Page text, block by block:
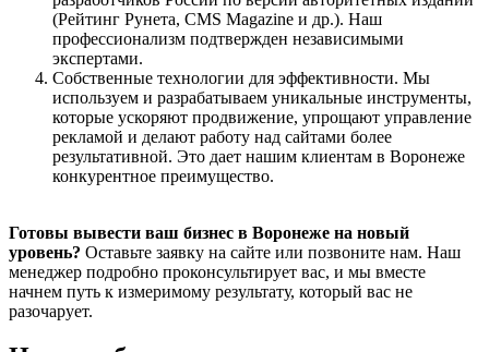
(Рейтинг Рунета, CMS Magazine и др.). Наш
профессионализм подтвержден независимыми
экспертами.
Собственные технологии для эффективности. Мы
используем и разрабатываем уникальные инструменты,
которые ускоряют продвижение, упрощают управление
рекламой и делают работу над сайтами более
результативной. Это дает нашим клиентам в Воронеже
конкурентное преимущество.
Готовы вывести ваш бизнес в Воронеже на новый
уровень? Оставьте заявку на сайте или позвоните нам. Наш
менеджер подробно проконсультирует вас, и мы вместе
начнем путь к измеримому результату, который вас не
разочарует.